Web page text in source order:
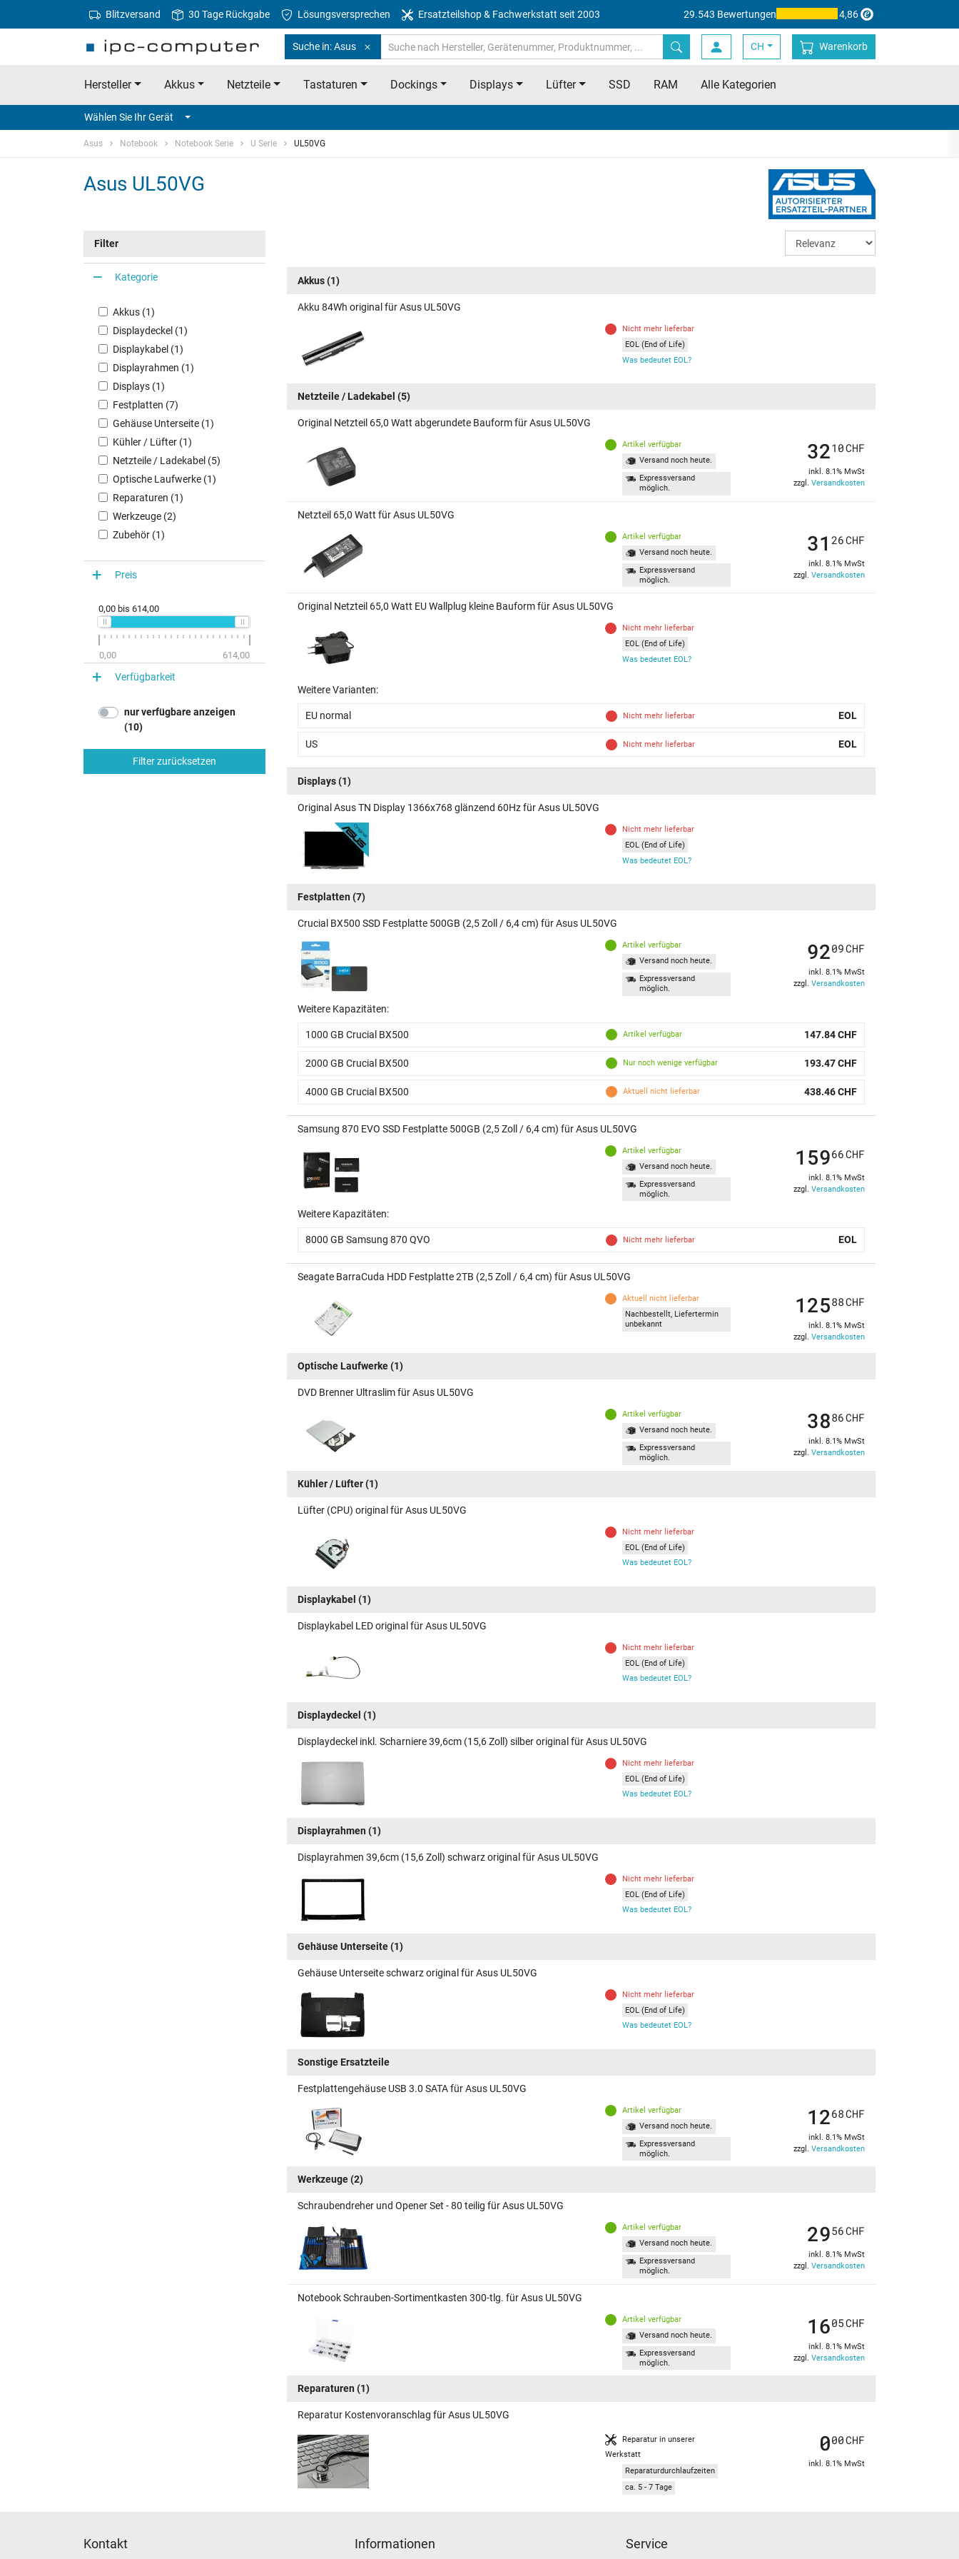
Blitzversand 30 Tage Rückgabe Lösungsversprechen Ersatzteilshop & Fachwerkstatt seit 2003 29.543 Bewertungen 4,86
Suche in: Asus CH Warenkorb
Hersteller Akkus Netzteile Tastaturen Dockings Displays Lüfter SSD RAM Alle Kategorien
Wählen Sie Ihr Gerät
Asus Notebook Notebook Serie U Serie UL50VG
Asus UL50VG
Filter
Kategorie
Akkus (1)
Displaydeckel (1)
Displaykabel (1)
Displayrahmen (1)
Displays (1)
Festplatten (7)
Gehäuse Unterseite (1)
Kühler / Lüfter (1)
Netzteile / Ladekabel (5)
Optische Laufwerke (1)
Reparaturen (1)
Werkzeuge (2)
Zubehör (1)
Preis
0,00 bis 614,00
0,00 614,00
Verfügbarkeit
nur verfügbare anzeigen
(10)
Filter zurücksetzen
Akkus(1)
Akku 84Wh original für Asus UL50VG
Nicht mehr lieferbar
EOL (End of Life)
Was bedeutet EOL?
Netzteile / Ladekabel (5)
Original Netzteil 65,0 Watt abgerundete Bauform für Asus UL50VG
Artikel verfügbar
Versand noch heute.
Expressversand
möglich.
3210CHF
inkl. 8.1% MwSt
zzgl. Versandkosten
Netzteil 65,0 Watt für Asus UL50VG
Artikel verfügbar
Versand noch heute.
Expressversand
möglich.
3126CHF
inkl. 8.1% MwSt
zzgl. Versandkosten
Original Netzteil 65,0 Watt EU Wallplug kleine Bauform für Asus UL50VG
Nicht mehr lieferbar
EOL (End of Life)
Was bedeutet EOL?
Weitere Varianten:
EU normal Nicht mehr lieferbar EOL
US Nicht mehr lieferbar EOL
Displays(1)
Original Asus TN Display 1366x768 glänzend 60Hz für Asus UL50VG
Nicht mehr lieferbar
EOL (End of Life)
Was bedeutet EOL?
Festplatten (7)
Crucial BX500 SSD Festplatte 500GB (2,5 Zoll / 6,4 cm) für Asus UL50VG
Artikel verfügbar
Versand noch heute.
Expressversand
möglich.
9209CHF
inkl. 8.1% MwSt
zzgl. Versandkosten
Weitere Kapazitäten:
1000 GB Crucial BX500 Artikel verfügbar 147.84 CHF
2000 GB Crucial BX500 Nur noch wenige verfügbar 193.47 CHF
4000 GB Crucial BX500 Aktuell nicht lieferbar 438.46 CHF
Samsung 870 EVO SSD Festplatte 500GB (2,5 Zoll / 6,4 cm) für Asus UL50VG
Artikel verfügbar
Versand noch heute.
Expressversand
möglich.
15966CHF
inkl. 8.1% MwSt
zzgl. Versandkosten
Weitere Kapazitäten:
8000 GB Samsung 870 QVO Nicht mehr lieferbar EOL
Seagate BarraCuda HDD Festplatte 2TB (2,5 Zoll / 6,4 cm) für Asus UL50VG
Aktuell nicht lieferbar
Nachbestellt, Liefertermin
unbekannt
12588CHF
inkl. 8.1% MwSt
zzgl. Versandkosten
Optische Laufwerke(1)
DVD Brenner Ultraslim für Asus UL50VG
Artikel verfügbar
Versand noch heute.
Expressversand
möglich.
3886CHF
inkl. 8.1% MwSt
zzgl. Versandkosten
Kühler / Lüfter(1)
Lüfter (CPU) original für Asus UL50VG
Nicht mehr lieferbar
EOL (End of Life)
Was bedeutet EOL?
Displaykabel (1)
Displaykabel LED original für Asus UL50VG
Nicht mehr lieferbar
EOL (End of Life)
Was bedeutet EOL?
Displaydeckel (1)
Displaydeckel inkl. Scharniere 39,6cm (15,6 Zoll) silber original für Asus UL50VG
Nicht mehr lieferbar
EOL (End of Life)
Was bedeutet EOL?
Displayrahmen (1)
Displayrahmen 39,6cm (15,6 Zoll) schwarz original für Asus UL50VG
Nicht mehr lieferbar
EOL (End of Life)
Was bedeutet EOL?
Gehäuse Unterseite(1)
Gehäuse Unterseite schwarz original für Asus UL50VG
Nicht mehr lieferbar
EOL (End of Life)
Was bedeutet EOL?
Sonstige Ersatzteile
Festplattengehäuse USB 3.0 SATA für Asus UL50VG
Artikel verfügbar
Versand noch heute.
Expressversand
möglich.
1268CHF
inkl. 8.1% MwSt
zzgl. Versandkosten
Werkzeuge(2)
Schraubendreher und Opener Set - 80 teilig für Asus UL50VG
Artikel verfügbar
Versand noch heute.
Expressversand
möglich.
2956CHF
inkl. 8.1% MwSt
zzgl. Versandkosten
Notebook Schrauben-Sortimentkasten 300-tlg. für Asus UL50VG
Artikel verfügbar
Versand noch heute.
Expressversand
möglich.
1605CHF
inkl. 8.1% MwSt
zzgl. Versandkosten
Reparaturen (1)
Reparatur Kostenvoranschlag für Asus UL50VG
Reparatur in unserer
Werkstatt
Reparaturdurchlaufzeiten
ca. 5 - 7 Tage
000CHF
inkl. 8.1% MwSt
Kontakt Informationen Service